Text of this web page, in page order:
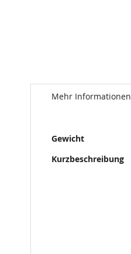
zum
AnfangMehr Informationen
Mehr
Informationen
Gewicht
Kurzbeschreibung